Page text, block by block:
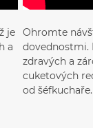
je
a
Ohromte
dovednostmi.
zdravých a
cuketových
od šéfkuchaře.